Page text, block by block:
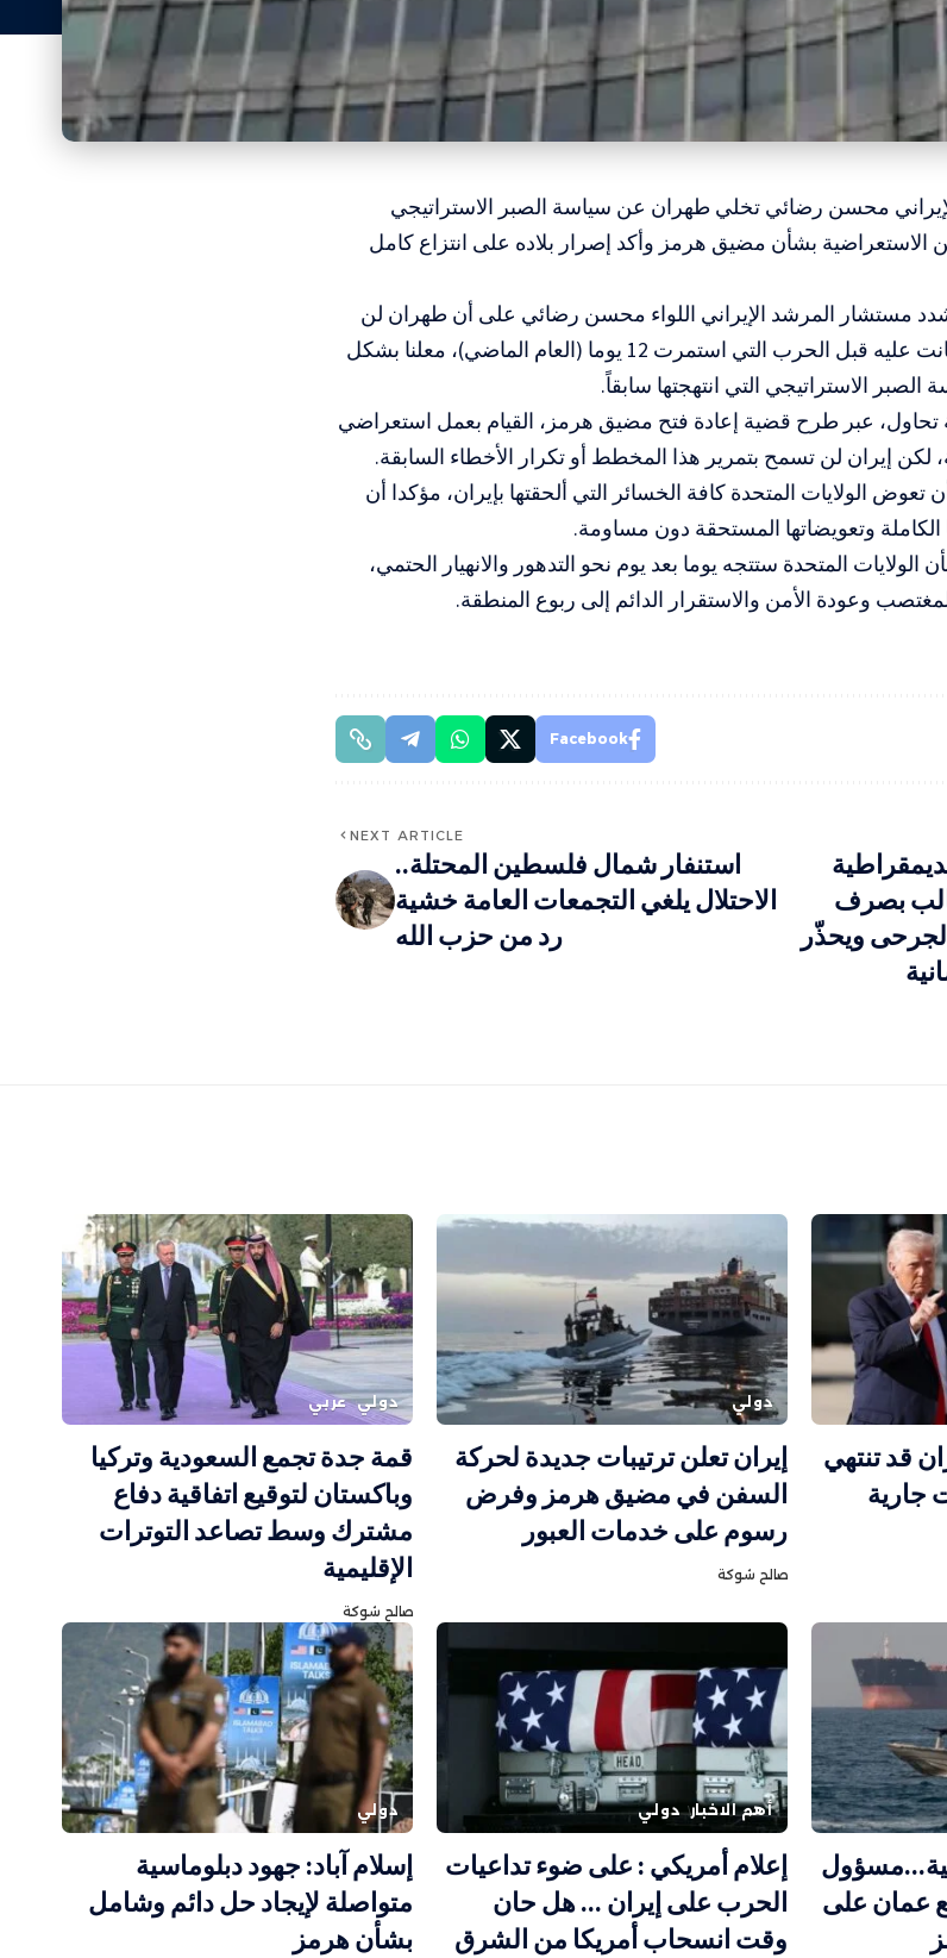
محسن رضائي تخلي طهران عن سياسة الصبر الاستراتيجي
الاستعراضية بشأن مضيق هرمز وأكد إصرار بلاده على انتزاع كامل
شدد مستشار المرشد الإيراني اللواء محسن رضائي على أن طهران لن
تعود أبداً إلى الوضع الذي كانت عليه قبل الحرب التي استمرت 12 يوما (العام الماضي)، معلنا بشكل
الاستراتيجي التي انتهجتها سابقاً.
تحاول، عبر طرح قضية إعادة فتح مضيق هرمز، القيام بعمل استعراضي
لكن إيران لن تسمح بتمرير هذا المخطط أو تكرار الأخطاء السابقة.
الولايات المتحدة كافة الخسائر التي ألحقتها بإيران، مؤكدا أن
وتعويضاتها المستحقة دون مساومة.
المتحدة ستتجه يوما بعد يوم نحو التدهور والانهيار الحتمي،
وعودة الأمن والاستقرار الدائم إلى ربوع المنطقة.
Facebook
بصرف
ويحذّر
NEXT ARTICLE
استنفار شمال فلسطين المحتلة..
الاحتلال يلغي التجمعات العامة خشية
رد من حزب الله
قد تنتهي
جارية
دولي
إيران تعلن ترتيبات جديدة لحركة
السفن في مضيق هرمز وفرض
رسوم على خدمات العبور
صالح شوكة
دولي عربي
قمة جدة تجمع السعودية وتركيا
وباكستان لتوقيع اتفاقية دفاع
مشترك وسط تصاعد التوترات
الإقليمية
صالح شوكة
عمان على
أهم الاخبار دولي
إعلام أمريكي : على ضوء تداعيات
الحرب على إيران … هل حان
وقت انسحاب أمريكا من الشرق
دولي
إسلام آباد: جهود دبلوماسية
متواصلة لإيجاد حل دائم وشامل
بشأن هرمز